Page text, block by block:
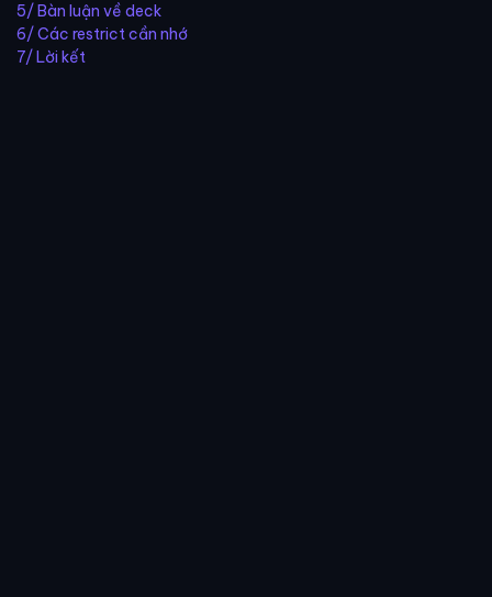
5/ Bàn luận về deck
6/ Các restrict cần nhớ
7/ Lời kết